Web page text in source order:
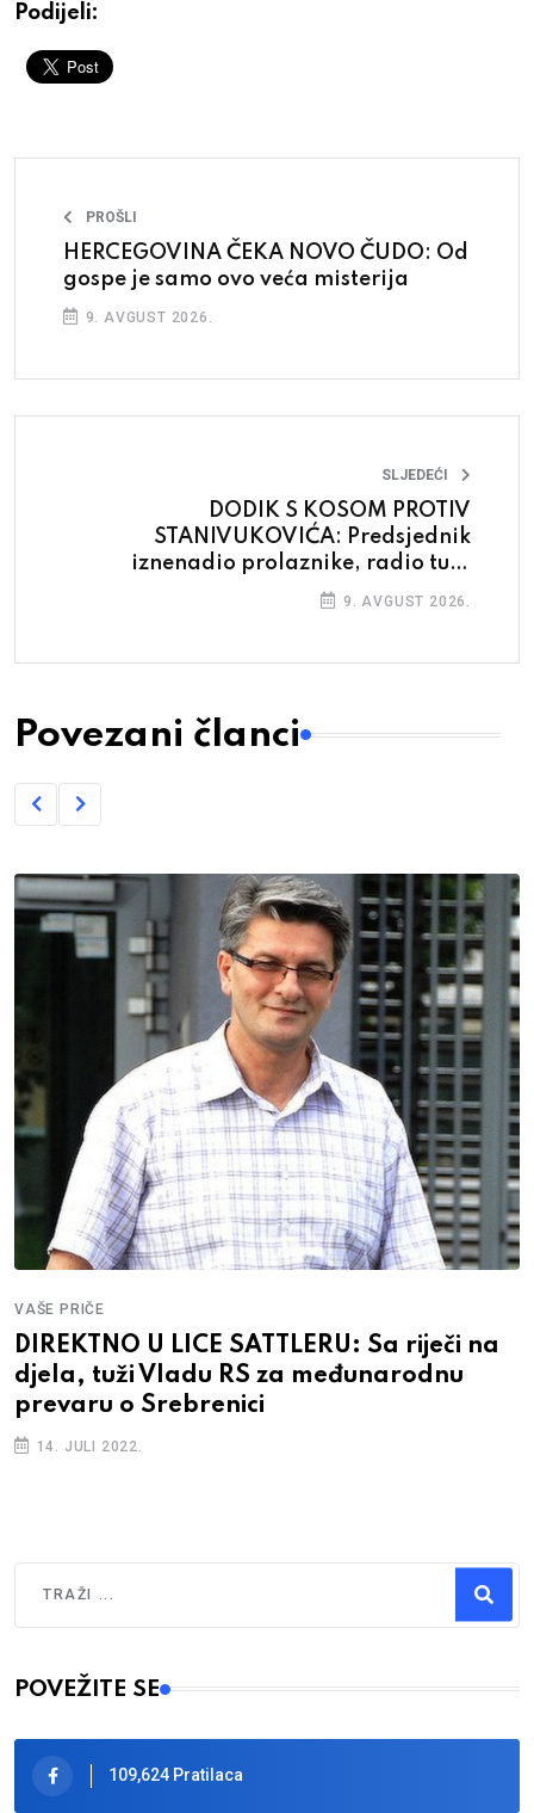
Podijeli:
PROŠLI
HERCEGOVINA ČEKA NOVO ČUDO: Od
gospe je samo ovo veća misterija
9. AVGUST 2026.
SLJEDEĆI
DODIK S KOSOM PROTIV
STANIVUKOVIĆA: Predsjednik
iznenadio prolaznike, radio tuđi
9. AVGUST 2026.
Povezani članci
VAŠE PRIČE
DIREKTNO U LICE SATTLERU: Sa riječi na
djela, tuži Vladu RS za međunarodnu
prevaru o Srebrenici
14. JULI 2022.
Type 2 or more characters for results.
POVEŽITE SE
109,624 Pratilaca